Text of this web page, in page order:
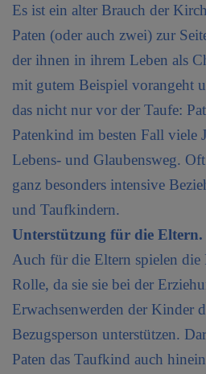
Es ist ein alter Brauch der
Paten (oder auch zwei) zur
der ihnen in ihrem Leben als
mit gutem Beispiel vorangeht
das nicht nur vor der Taufe:
Patenkind im besten Fall viele
Lebens- und Glaubensweg.
ganz besonders intensive
und Taufkindern.
Unterstützung für die Eltern.
Auch für die Eltern spielen die
Rolle, da sie sie bei der
Erwachsenwerden der Kinder
Bezugsperson unterstützen.
Paten das Taufkind auch